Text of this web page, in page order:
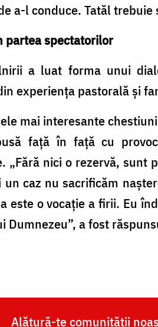
a-l conduce. Tatăl
partea spectatorilor
a luat forma unui
experiența pastorală și
mai interesante
față în față cu
„Fără nici o rezervă, sunt
caz nu sacrificăm
este o vocație a firii. Eu
Dumnezeu”, a fost
Alătură-te comunității